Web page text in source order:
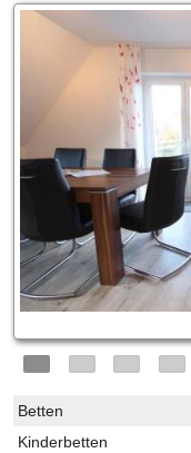
Betten
Kinderbetten